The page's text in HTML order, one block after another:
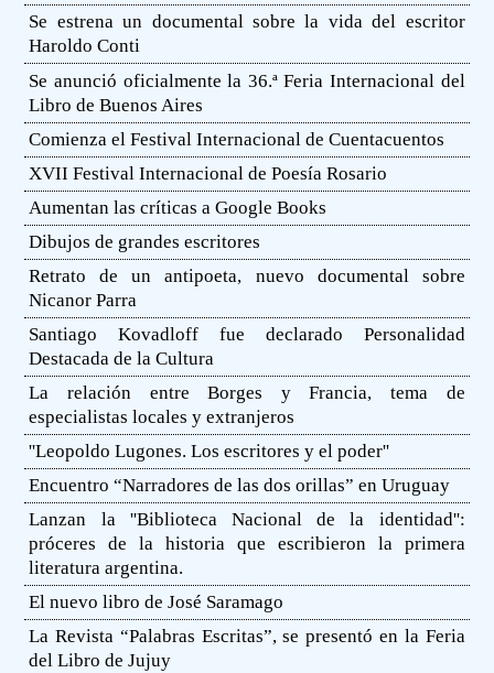
Se estrena un documental sobre la vida del escritor
Haroldo Conti
Se anunció oficialmente la 36.ª Feria Internacional del
Libro de Buenos Aires
Comienza el Festival Internacional de Cuentacuentos
XVII Festival Internacional de Poesía Rosario
Aumentan las críticas a Google Books
Dibujos de grandes escritores
Retrato de un antipoeta, nuevo documental sobre
Nicanor Parra
Santiago Kovadloff fue declarado Personalidad
Destacada de la Cultura
La relación entre Borges y Francia, tema de
especialistas locales y extranjeros
''Leopoldo Lugones. Los escritores y el poder''
Encuentro “Narradores de las dos orillas” en Uruguay
Lanzan la ''Biblioteca Nacional de la identidad'':
próceres de la historia que escribieron la primera
literatura argentina.
El nuevo libro de José Saramago
La Revista “Palabras Escritas”, se presentó en la Feria
del Libro de Jujuy